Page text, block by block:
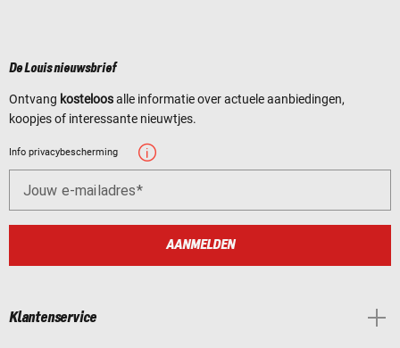
De Louis nieuwsbrief
Ontvang kosteloosalle informatie over actuele aanbiedingen,
koopjes of interessante nieuwtjes.
Info privacybescherming
Jouw e-mailadres
AANMELDEN
Klantenservice